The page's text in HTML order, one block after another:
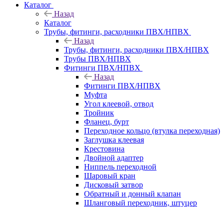
Каталог
Назад
Каталог
Трубы, фитинги, расходники ПВХ/НПВХ
Назад
Трубы, фитинги, расходники ПВХ/НПВХ
Трубы ПВХ/НПВХ
Фитинги ПВХ/НПВХ
Назад
Фитинги ПВХ/НПВХ
Муфта
Угол клеевой, отвод
Тройник
Фланец, бурт
Переходное кольцо (втулка переходная)
Заглушка клеевая
Крестовина
Двойной адаптер
Ниппель переходной
Шаровый кран
Дисковый затвор
Обратный и донный клапан
Шланговый переходник, штуцер